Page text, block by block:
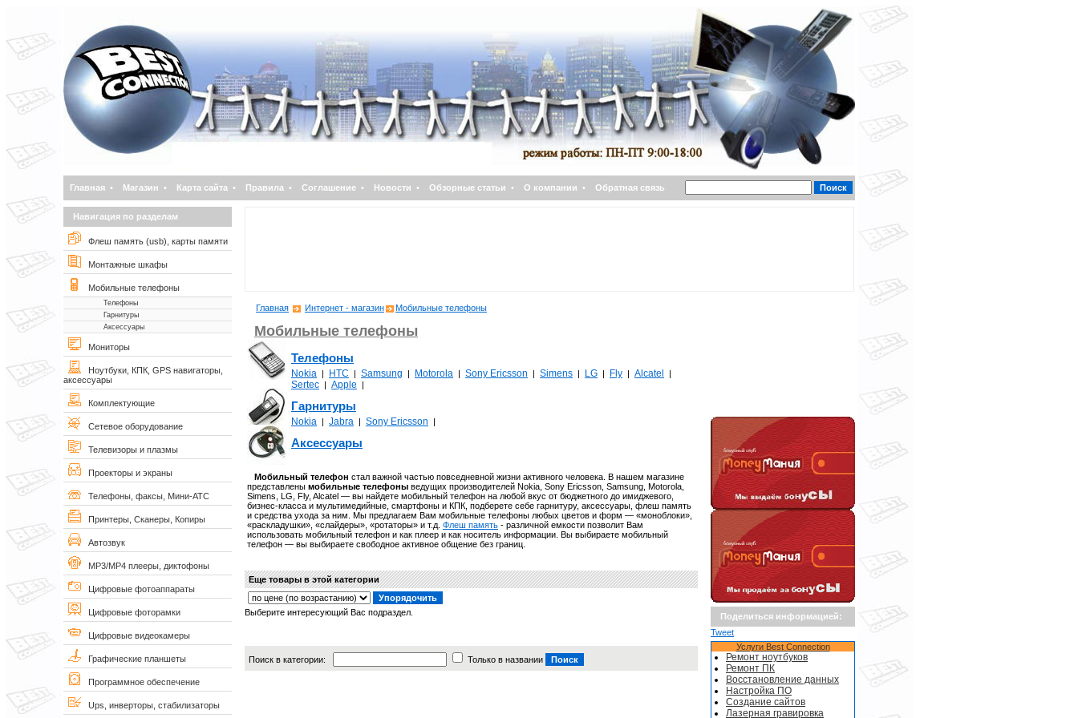
Главная • Магазин • Карта сайта • Правила • Соглашение • Новости • Обзорные статьи • О компании • Обратная связь
Навигация по разделам
Флеш память (usb), карты памяти
Монтажные шкафы
Мобильные телефоны
Телефоны
Гарнитуры
Аксессуары
Мониторы
Ноутбуки, КПК, GPS навигаторы,
аксессуары
Комплектующие
Сетевое оборудование
Телевизоры и плазмы
Проекторы и экраны
Телефоны, факсы, Мини-АТС
Принтеры, Сканеры, Копиры
Автозвук
MP3/MP4 плееры, диктофоны
Цифровые фотоаппараты
Цифровые фоторамки
Цифровые видеокамеры
Графические планшеты
Программное обеспечение
Ups, инверторы, стабилизаторы
Главная Интернет - магазин Мобильные телефоны
Мобильные телефоны
Телефоны
Nokia | НТС | Samsung | Motorola | Sony Ericsson | Simens | LG | Fly | Alcatel |
Sertec | Apple |
Гарнитуры
Nokia | Jabra | Sony Ericsson |
Аксессуары
Мобильный телефон стал важной частью повседневной жизни активного человека. В нашем магазине
представлены мобильные телефоны ведущих производителей Nokia, Sony Ericsson, Samsung, Motorola,
Simens, LG, Fly, Alcatel — вы найдете мобильный телефон на любой вкус от бюджетного до имиджевого,
бизнес-класса и мультимедийные, смартфоны и КПК, подберете себе гарнитуру, аксессуары, флеш память
и средства ухода за ним. Мы предлагаем Вам мобильные телефоны любых цветов и форм — «моноблоки»,
«раскладушки», «слайдеры», «ротаторы» и т.д. Флеш память - различной емкости позволит Вам
использовать мобильный телефон и как плеер и как носитель информации. Вы выбираете мобильный
телефон — вы выбираете свободное активное общение без границ.
Еще товары в этой категории
Выберите интересующий Вас подраздел.
Поиск в категории: Только в названии
Поделиться информацией:
Tweet
Услуги Best Connection
Ремонт ноутбуков
Ремонт ПК
Восстановление данных
Настройка ПО
Создание сайтов
Лазерная гравировка